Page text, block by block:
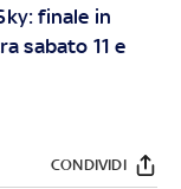
finale in
sabato 11 e
CONDIVIDI